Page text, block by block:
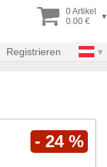
0 Artikel
0.00 €
▾
Registrieren
- 24 %